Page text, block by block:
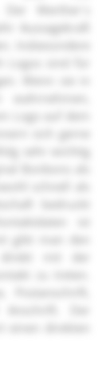
Werther´s
Aussagekraft
Insbesondere
Logos sind für
Wenn sie in
Logo auf dem
sich gerne
sehr wichtig
Bonbons als
schnell als
bedruckt
ist
gibt man den
mit der
zu treten.
Postanschrift,
einen direkten